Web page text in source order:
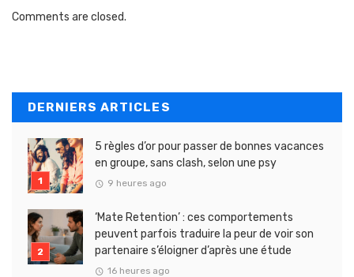
Comments are closed.
DERNIERS ARTICLES
5 règles d’or pour passer de bonnes vacances
en groupe, sans clash, selon une psy
9 heures ago
‘Mate Retention’ : ces comportements
peuvent parfois traduire la peur de voir son
partenaire s’éloigner d’après une étude
16 heures ago